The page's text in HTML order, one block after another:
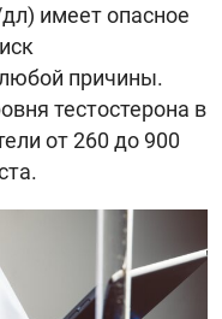
имеет опасное
причины.
тестостерона в
от 260 до 900